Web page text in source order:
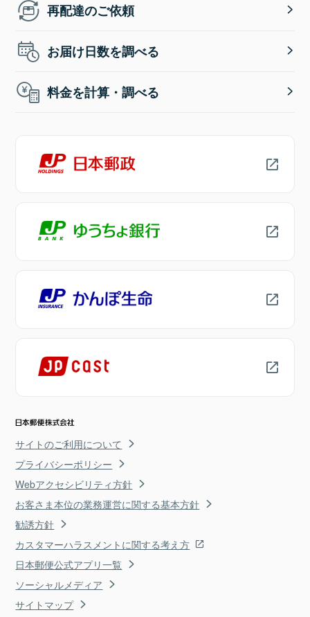
再配達のご依頼
お届け日数を調べる
料金を計算・調べる
サイトのご利用について
プライバシーポリシー
Webアクセシビリティ方針
お客さま本位の業務運営に関する基本方針
勧誘方針
カスタマーハラスメントに関する考え方
日本郵便公式アプリ一覧
ソーシャルメディア
サイトマップ